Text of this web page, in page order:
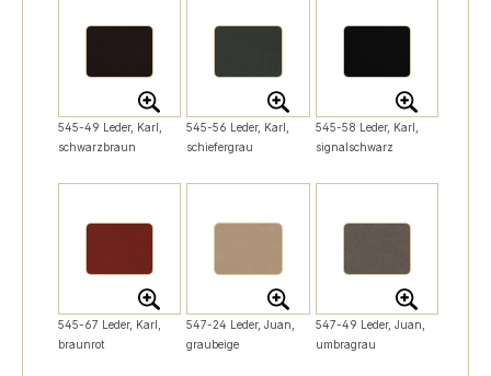
545-49 Leder, Karl,
schwarzbraun
545-56 Leder, Karl,
schiefergrau
545-58 Leder, Karl,
signalschwarz
545-67 Leder, Karl,
braunrot
547-24 Leder, Juan,
graubeige
547-49 Leder, Juan,
umbragrau